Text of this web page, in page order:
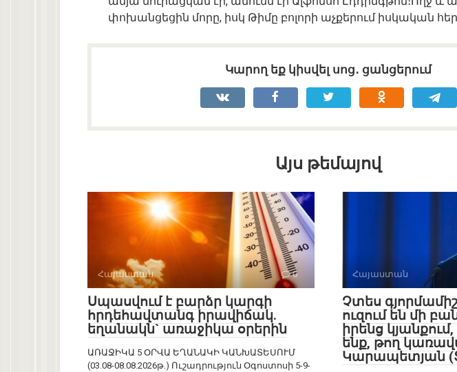
փոխանցեցին մորը, իսկ Թիմը բոլորի աչքերում իսկական
Կարող եք կիսվել սոց․ ցանցերում
Այս թեմայով
Հայաստան 0
Սպասվում է բարձր կարգի
հրդեհավտանգ իրավիճակ.
եղանակն` առաջիկա օրերին
ԱՌԱՋԻԿԱ 5 ՕՐՎԱ ԵՂԱՆԱԿԻ ԿԱՆԽԱՏԵՍՈՒՄ
(03.08-08.08.2026թ.) Ուշադրություն Օգոստոսի 5-9-
Հայաստան
Չտես
ուզում են մի
իրենց
ենք, թող
Կարապետյան